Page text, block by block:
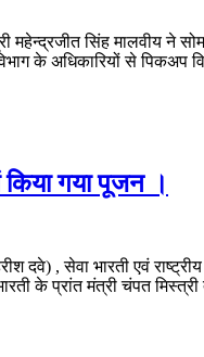
सिंह मालवीय ने
के अधिकारियों से पिकअप
किया गया पूजन ।
दवे) , सेवा भारती एवं
प्रांत मंत्री चंपत मिस्त्री